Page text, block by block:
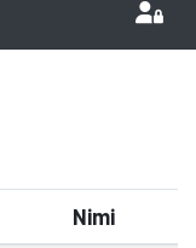
Nimi